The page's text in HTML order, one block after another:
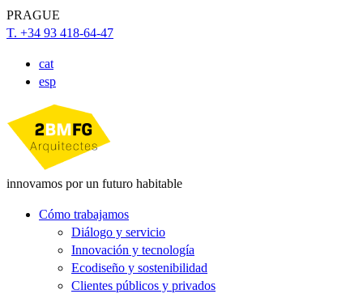
PRAGUE
T. +34 93 418-64-47
cat
esp
innovamos por un futuro habitable
Cómo trabajamos
Diálogo y servicio
Innovación y tecnología
Ecodiseño y sostenibilidad
Clientes públicos y privados